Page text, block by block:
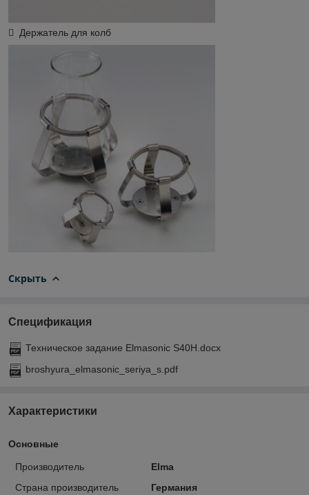
 Держатель для колб
Скрыть
Спецификация
Техническое задание Elmasonic S40H.docx
broshyura_elmasonic_seriya_s.pdf
Характеристики
Основные
Производитель
Elma
Страна производитель
Германия